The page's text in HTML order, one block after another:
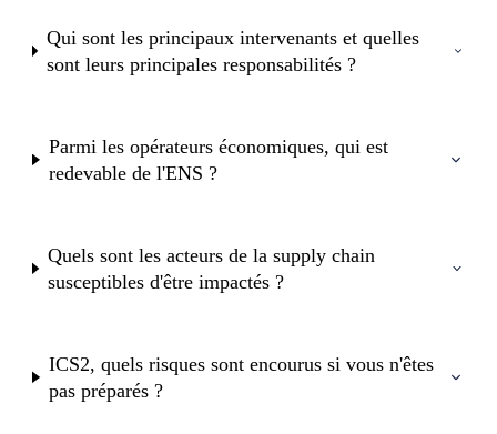
Qui sont les principaux intervenants et quelles
sont leurs principales responsabilités ?
Parmi les opérateurs économiques, qui est
redevable de l'ENS ?
Quels sont les acteurs de la supply chain
susceptibles d'être impactés ?
ICS2, quels risques sont encourus si vous n'êtes
pas préparés ?